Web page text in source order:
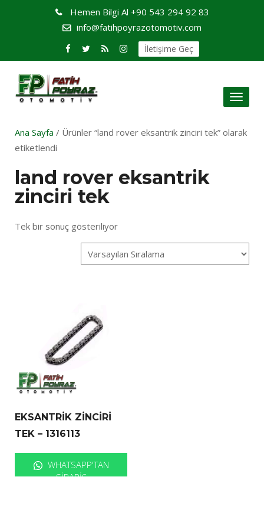
Hemen Bilgi Al +90 543 294 92 83
info@fatihpoyrazotomotiv.com
İletişime Geç
Toggle
Ana Sayfa / Ürünler “land rover eksantrik zinciri tek” olarak
etiketlendi
land rover eksantrik
zinciri tek
Tek bir sonuç gösteriliyor
EKSANTRİK ZİNCİRİ
TEK – 1316113
WHATSAPP'TAN
SIPARIŞ